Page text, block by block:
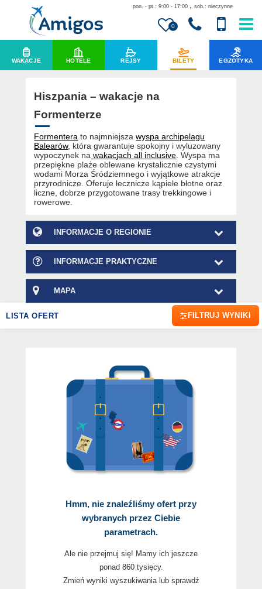
0
pon. - pt.: 9:00 - 17:00 , sob.: nieczynne
WAKACJE HOTELE REJSY BILETY EGZOTYKA
Hiszpania – wakacje na
Formenterze
Formentera to najmniejszawyspa archipelagu
Balearów, która gwarantuje spokojny i wyluzowany
wypoczynek na wakacjach all inclusive . Wyspa ma
przepiękne plaże oblewane krystalicznie czystymi
wodami Morza Śródziemnego i wyjątkowe atrakcje
przyrodnicze. Oferuje lecznicze kąpiele błotne oraz
liczne, dobrze przygotowane trasy trekkingowe i
rowerowe.
INFORMACJE O REGIONIE
INFORMACJE PRAKTYCZNE
MAPA
LISTA OFERT FILTRUJ WYNIKI
Hmm, nie znaleźliśmy ofert przy
wybranych przez Ciebie
parametrach.
Ale nie przejmuj się! Mamy ich jeszcze
ponad 860 tysięcy.
Zmień wyniki wyszukiwania lub sprawdź